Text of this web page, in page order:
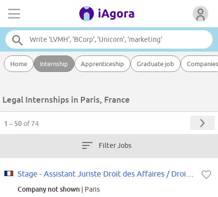
Home Internship Apprenticeship Graduate job Companies
Legal Internships in Paris, France
1 – 50of 74
Filter Jobs
Company not shown | Paris